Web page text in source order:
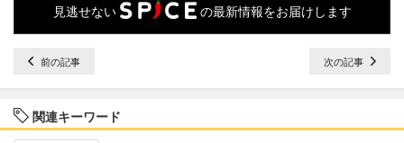
見逃せない の最新情報をお届けします
前の記事 次の記事
関連キーワード